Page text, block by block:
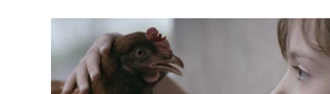
VILNIUS“
–
ĮKVEPIANTYS